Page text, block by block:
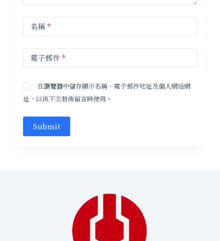
名稱*
電子郵件*
在瀏覽器中儲存顯示名稱、電子郵件地址及個人網站網
址，以供下次發佈留言時使用。
Submit